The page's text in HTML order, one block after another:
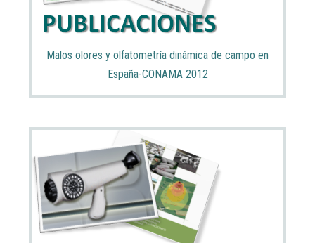
Malos olores y olfatometría dinámica de campo en
España-CONAMA 2012